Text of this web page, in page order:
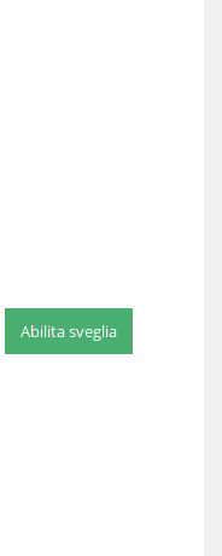
Abilita sveglia